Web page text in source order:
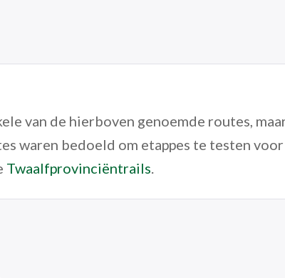
van de hierboven genoemde routes,
waren bedoeld om etappes te testen
Twaalfprovinciëntrails.